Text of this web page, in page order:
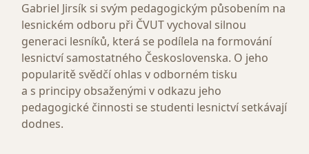
Gabriel Jirsík si svým pedagogickým působením na
lesnickém odboru při ČVUT vychoval silnou
generaci lesníků, která se podílela na formování
lesnictví samostatného Československa. O jeho
popularitě svědčí ohlas v odborném tisku
a s principy obsaženými v odkazu jeho
pedagogické činnosti se studenti lesnictví setkávají
dodnes.